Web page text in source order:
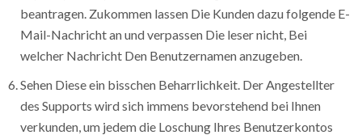
beantragen. Zukommen lassen Die Kunden dazu folgende E-
Mail-Nachricht an und verpassen Die leser nicht, Bei
welcher Nachricht Den Benutzernamen anzugeben.
Sehen Diese ein bisschen Beharrlichkeit. Der Angestellter
des Supports wird sich immens bevorstehend bei Ihnen
verkunden, um jedem die Loschung Ihres Benutzerkontos